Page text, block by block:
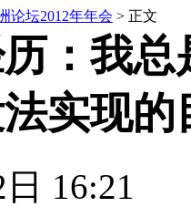
论坛2012年年会 > 正文
：我总
实现的
16:21